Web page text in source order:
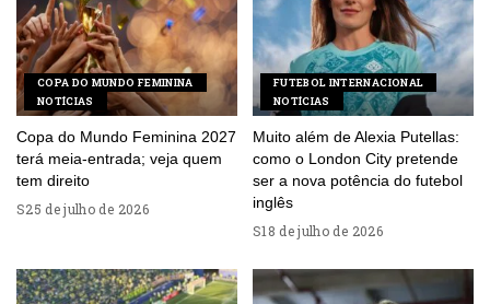
COPA DO MUNDO FEMININA
NOTÍCIAS
Copa do Mundo Feminina 2027
terá meia-entrada; veja quem
tem direito
25 de julho de 2026
FUTEBOL INTERNACIONAL
NOTÍCIAS
Muito além de Alexia Putellas:
como o London City pretende
ser a nova potência do futebol
inglês
18 de julho de 2026